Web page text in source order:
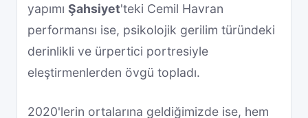
yapımı Şahsiyet'teki Cemil Havran
performansı ise, psikolojik gerilim türündeki
derinlikli ve ürpertici portresiyle
eleştirmenlerden övgü topladı.
2020'lerin ortalarına geldiğimizde ise, hem